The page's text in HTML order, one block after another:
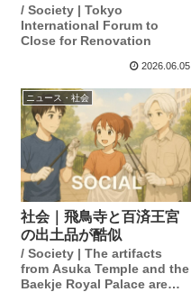
/ Society | Tokyo
International Forum to
Close for Renovation
2026.06.05
ニュース・社会
社会｜飛鳥寺と百済王宮
の出土品が酷似
/ Society | The artifacts
from Asuka Temple and the
Baekje Royal Palace are